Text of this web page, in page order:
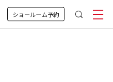
ショールーム予約